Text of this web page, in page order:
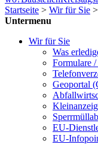
Startseite > Wir für Sie >
Untermenu
Wir für Sie
Was
Formulare
Geoportal
EU-
EU-